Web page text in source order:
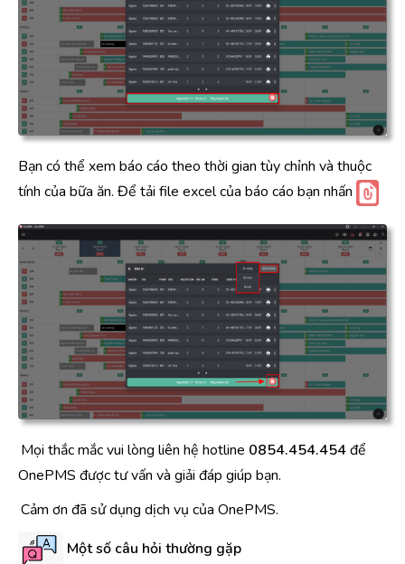
Bạn có thể xem báo cáo theo thời gian tùy chỉnh và thuộc
tính của bữa ăn. Để tải file excel của báo cáo bạn nhấn
Mọi thắc mắc vui lòng liên hệ hotline 0854.454.454để
OnePMS được tư vấn và giải đáp giúp bạn.
Cảm ơn đã sử dụng dịch vụ của OnePMS.
Một số câu hỏi thường gặp